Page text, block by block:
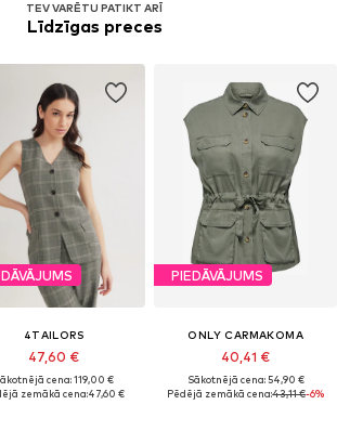
TEV VARĒTU PATIKT ARĪ
Līdzīgas preces
4TAILORS
47,60 €
cena: 119,00 €
zemākā cena:47,60 €
PIEDĀVĀJUMS
ONLY CARMAKOMA
40,41 €
Sākotnējā cena: 54,90 €
Pēdējā zemākā cena:43,11 €-6%